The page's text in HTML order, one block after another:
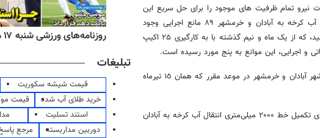
نیرو تمام ظرفیت های موجود را برای حل سریع این
مشکل به کار گرفته است، تصریح کرد: درمسیر اجرای انتقال آب کرخه به آبادان و خرمشهر ٨٩ مانع اجرایی وجود
داشت و عبور از آنها حداقل، زمانی معادل ۸ تا ۱۰ ماه را می‌طلبید، که از یک ماه و نیم گذشته با به کارگیری ۲۵ اکیپ
وی اظهار امیدواری کرد با ادامه این روند، طرح آبرسانی به دو شهر آبادان و خرمشهر در موعد مقرر که همان ١٥ تیرماه
رضا پرویزی، مدیر اجرایی طرح آبرسانی غدیر جنوبی نیز گفت: برای تکمیل خط ۲۰۰۰ میلی‌متری انتقال آب کرخه به آبادان
روزنامه‌های اقتصادی شنبه ۱۷ مرداد ۱۴۰۵ روزنامه‌های ورزشی شنبه ۱۷ مرداد ۱۴۰۵
تبلیغات
قیمت شیشه سکوریت
خرید طلای آب شده
قیمت
استند تسلیت
دوربین مداربسته
مرجع